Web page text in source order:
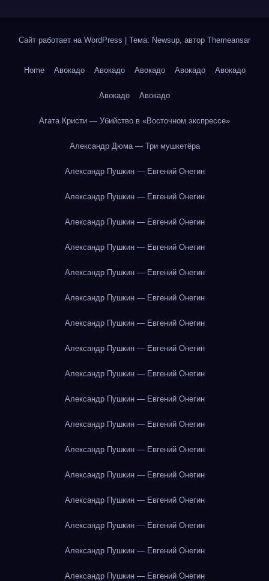
Сайт работает на WordPress Тема: Newsup, автор Themeansar
Home Авокадо Авокадо Авокадо Авокадо Авокадо
Авокадо Авокадо
Агата Кристи — Убийство в «Восточном экспрессе»
Александр Дюма — Три мушкетёра
Александр Пушкин — Евгений Онегин
Александр Пушкин — Евгений Онегин
Александр Пушкин — Евгений Онегин
Александр Пушкин — Евгений Онегин
Александр Пушкин — Евгений Онегин
Александр Пушкин — Евгений Онегин
Александр Пушкин — Евгений Онегин
Александр Пушкин — Евгений Онегин
Александр Пушкин — Евгений Онегин
Александр Пушкин — Евгений Онегин
Александр Пушкин — Евгений Онегин
Александр Пушкин — Евгений Онегин
Александр Пушкин — Евгений Онегин
Александр Пушкин — Евгений Онегин
Александр Пушкин — Евгений Онегин
Александр Пушкин — Евгений Онегин
Александр Пушкин — Евгений Онегин